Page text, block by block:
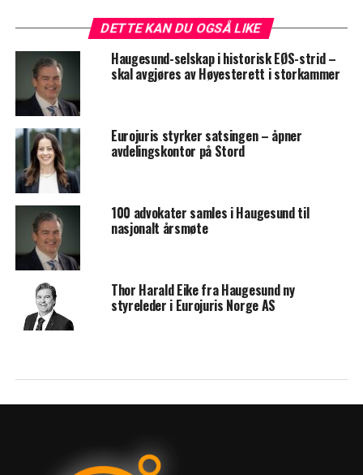
DETTE KAN DU OGSÅ LIKE
Haugesund-selskap i historisk EØS-strid –
skal avgjøres av Høyesterett i storkammer
Eurojuris styrker satsingen – åpner
avdelingskontor på Stord
100 advokater samles i Haugesund til
nasjonalt årsmøte
Thor Harald Eike fra Haugesund ny
styreleder i Eurojuris Norge AS